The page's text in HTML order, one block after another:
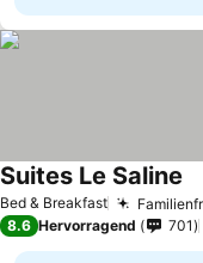
Bed & Breakfast
Suites Le Saline
8.6 Hervorragend 701